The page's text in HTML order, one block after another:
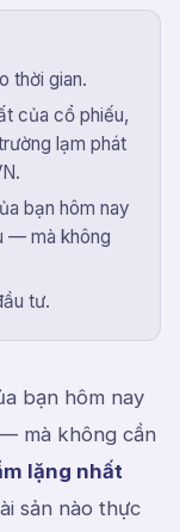
thời gian.
của cổ phiếu,
lạm phát
bạn hôm nay
— mà không
tư.
bạn hôm nay
mà không cần
lặng nhất
sản nào thực